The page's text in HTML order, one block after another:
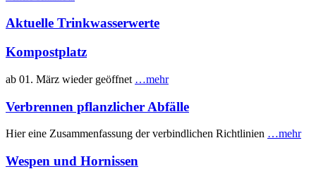
Aktuelle Trinkwasserwerte
Kompostplatz
ab 01. März wieder geöffnet …mehr
Verbrennen pflanzlicher Abfälle
Hier eine Zusammenfassung der verbindlichen Richtlinien …mehr
Wespen und Hornissen